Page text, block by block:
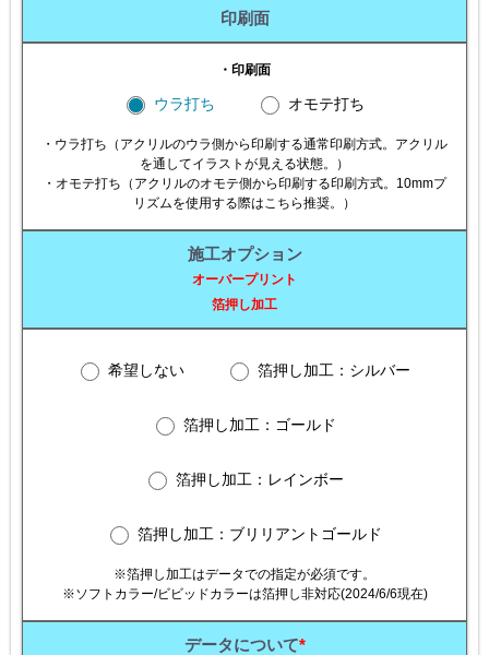
印刷面
・印刷面
ウラ打ち オモテ打ち
・ウラ打ち（アクリルのウラ側から印刷する通常印刷方式。アクリル
を通してイラストが見える状態。）
・オモテ打ち（アクリルのオモテ側から印刷する印刷方式。10mmプ
リズムを使用する際はこちら推奨。）
施工オプション
オーバープリント
箔押し加工
希望しない 箔押し加工：シルバー
箔押し加工：ゴールド
箔押し加工：レインボー
箔押し加工：ブリリアントゴールド
※箔押し加工はデータでの指定が必須です。
※ソフトカラー/ビビッドカラーは箔押し非対応(2024/6/6現在)
データについて*